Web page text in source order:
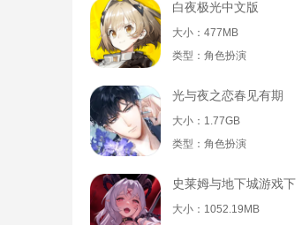
白夜极光中文版
大小：477MB
类型：角色扮演
光与夜之恋春见有期
大小：1.77GB
类型：角色扮演
史莱姆与地下城游戏下载
大小：1052.19MB